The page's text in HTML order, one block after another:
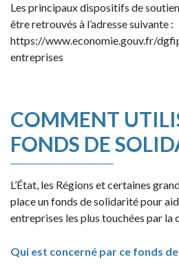
Les principaux dispositifs de
être retrouvés à l’adresse suivante :
https://www.economie.gouv.fr/
entreprises
COMMENT
FONDS DE
L’État, les Régions et certaines
place un fonds de solidarité pour
entreprises les plus touchées par la
Qui est concerné par ce fonds